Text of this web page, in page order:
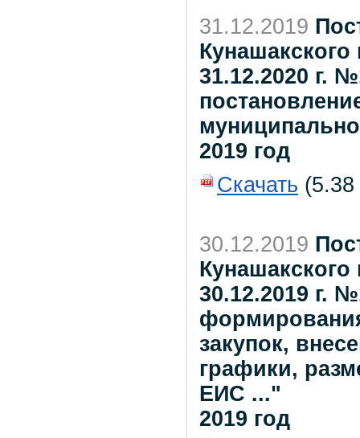
31.12.2019
31.12.2020 г.
2019 год
Скачать
30.12.2019
30.12.2019 г.
закупок,
графики,
ЕИС ..."
2019 год